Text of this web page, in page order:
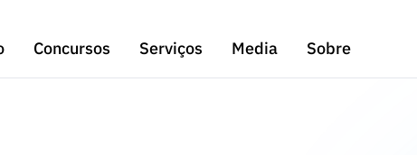
Concursos Serviços Media Sobre